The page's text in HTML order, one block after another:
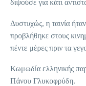
διψούσε για κάτι
Δυστυχώς, η ταινία
προβλήθηκε στους
πέντε μέρες πριν τα
Κωμωδία ελληνικής
Πάνου Γλυκοφρύδη.